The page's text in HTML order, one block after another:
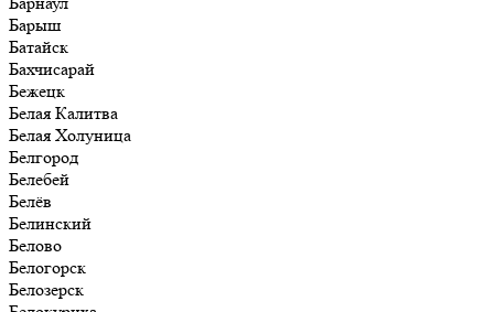
Барыш
Батайск
Бахчисарай
Бежецк
Белая Калитва
Белая Холуница
Белгород
Белебей
Белёв
Белинский
Белово
Белогорск
Белозерск